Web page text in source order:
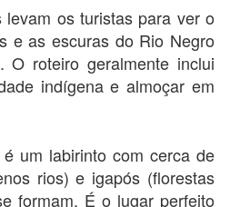
os turistas para ver o
e as escuras do Rio Negro
roteiro geralmente inclui
indígena e almoçar em
um labirinto com cerca de
rios) e igapós (florestas
formam. É o lugar perfeito